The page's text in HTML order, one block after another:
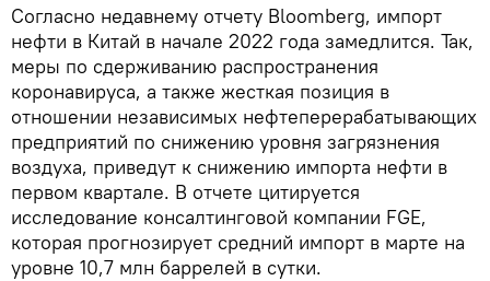
Согласно недавнему отчету Bloomberg, импорт
нефти в Китай в начале 2022 года замедлится. Так,
меры по сдерживанию распространения
коронавируса, а также жесткая позиция в
отношении независимых нефтеперерабатывающих
предприятий по снижению уровня загрязнения
воздуха, приведут к снижению импорта нефти в
первом квартале. В отчете цитируется
исследование консалтинговой компании FGE,
которая прогнозирует средний импорт в марте на
уровне 10,7 млн баррелей в сутки.